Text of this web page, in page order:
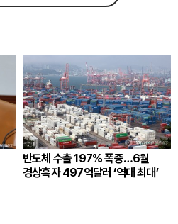
반도체 수출 197% 폭증…6월
경상흑자 497억달러 ‘역대 최대’